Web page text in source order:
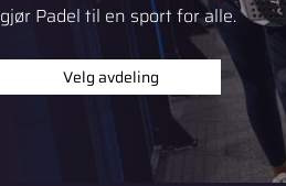
gjør Padel til en sport for alle.
Velg avdeling